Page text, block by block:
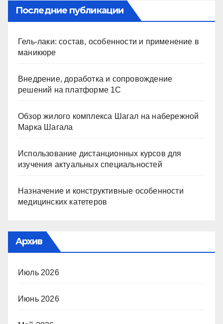
Последние публикации
Гель-лаки: состав, особенности и применение в
маникюре
Внедрение, доработка и сопровождение
решений на платформе 1С
Обзор жилого комплекса Шагал на набережной
Марка Шагала
Использование дистанционных курсов для
изучения актуальных специальностей
Назначение и конструктивные особенности
медицинских катетеров
Архив
Июль 2026
Июнь 2026